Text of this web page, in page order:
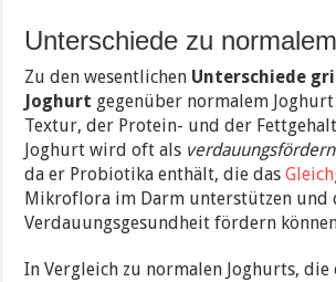
Unterschiede zu
Zu den wesentlichen Unterschiede
Joghurt gegenüber normalem
Textur, der Protein- und der
Joghurt wird oft als
da er Probiotika enthält, die das
Mikroflora im Darm unterstützen und
Verdauungsgesundheit fördern
In Vergleich zu normalen Joghurts,